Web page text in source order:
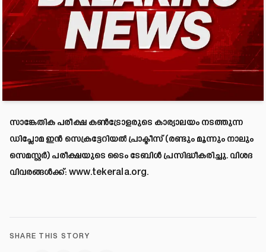
സാങ്കേതിക പരീക്ഷ കൺട്രോളരുടെ കാര്യാലയം നടത്തുന്ന
ഡിപ്ലോമ ഇൻ സെക്രട്ടേറിയൽ പ്രാക്ടീസ് (രണ്ടും മൂന്നും നാലും
സെമസ്റ്റർ) പരീക്ഷയുടെ ടൈം ടേബിൾ പ്രസിദ്ധീകരിച്ചു. വിശദ
വിവരങ്ങൾക്ക്: www.tekerala.org.
SHARE THIS STORY